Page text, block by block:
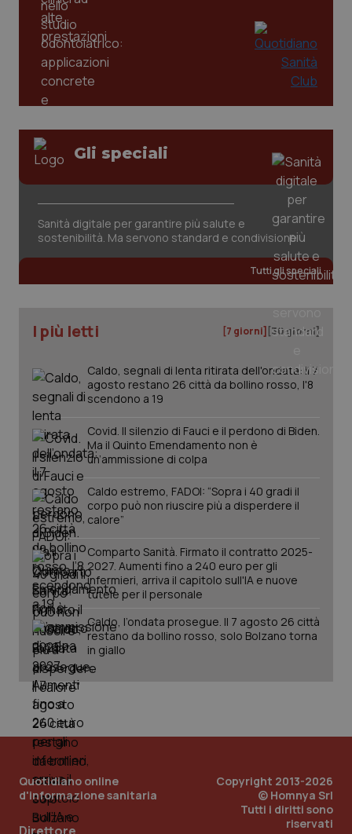
Gli speciali
Sanità digitale per garantire più salute e
sostenibilità. Ma servono standard e condivisione
Tutti gli speciali
I più letti [7 giorni] [30 giorni]
Caldo, segnali di lenta ritirata dell'ondata: il 7
agosto restano 26 città da bollino rosso, l'8
scendono a 19
Covid. Il silenzio di Fauci e il perdono di Biden.
Ma il Quinto Emendamento non è
un’ammissione di colpa
Caldo estremo, FADOI: “Sopra i 40 gradi il
corpo può non riuscire più a disperdere il
calore”
Comparto Sanità. Firmato il contratto 2025-
2027. Aumenti fino a 240 euro per gli
infermieri, arriva il capitolo sull'IA e nuove
tutele per il personale
Caldo, l’ondata prosegue. Il 7 agosto 26 città
restano da bollino rosso, solo Bolzano torna
in giallo
Quotidiano online
d'informazione sanitaria
Copyright 2013-2026
© Homnya Srl
Tutti i diritti sono
riservati
_ga
Google LLC
.quotidianosanita.it
PHPSESSID
PHP.net
www.quotidianosanita.it
_ga_KM60CM4NPH